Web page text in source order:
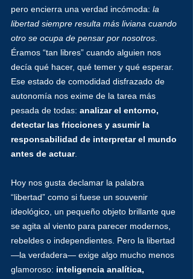
pero encierra una verdad incómoda: la
libertad siempre resulta más liviana cuando
otro se ocupa de pensar por nosotros
Éramos “tan libres” cuando alguien nos
decía qué hacer, qué temer y qué esperar.
Ese estado de comodidad disfrazado de
autonomía nos exime de la tarea más
pesada de todas: analizar el entorno,
detectar las fricciones y asumir la
responsabilidad de interpretar el mundo
antes de actuar.
Hoy nos gusta declamar la palabra
“libertad” como si fuese un souvenir
ideológico, un pequeño objeto brillante que
se agita al viento para parecer modernos,
rebeldes o independientes. Pero la libertad
—la verdadera— exige algo mucho menos
glamoroso: inteligencia analítica,